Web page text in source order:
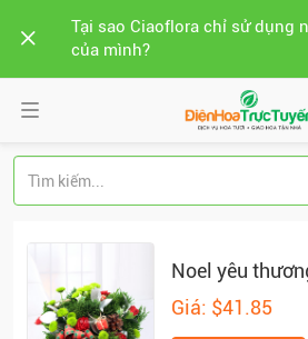
Tại sao Ciaoflora chỉ sử dụng
của mình?
Noel yêu
Giá: $41.85